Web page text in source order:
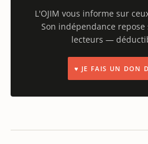
L'OJIM vous informe sur
Son indépendance repose
lecteurs —
♥ JE FAIS UN DON